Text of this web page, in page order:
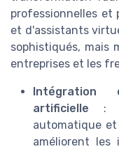
professionnelles et
et d'assistants
sophistiqués, mais
entreprises et les
Intégration
artificielle :
automatique
améliorent les